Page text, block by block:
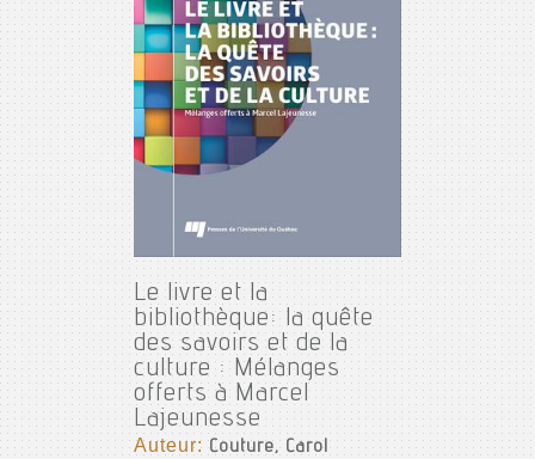
Le livre et la
bibliothèque: la quête
des savoirs et de la
culture : Mélanges
offerts à Marcel
Lajeunesse
Auteur:Couture, Carol